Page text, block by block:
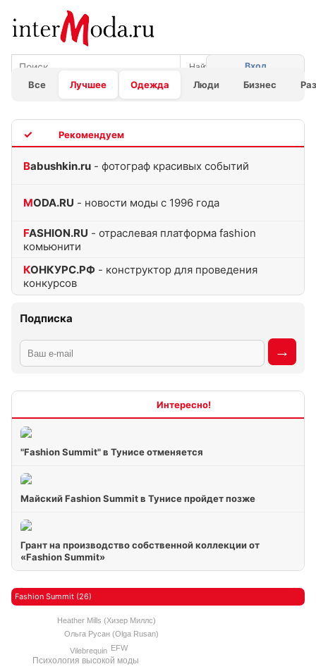
Все Лучшее Одежда Люди Бизнес
Вход
Babushkin.ru - фотограф красивых событий
MODA.RU - новости моды с 1996 года
FASHION.RU - отраслевая платформа fashion
комьюнити
КОНКУРС.РФ - конструктор для проведения
конкурсов
Подписка
"Fashion Summit" в Тунисе отменяется
Майский Fashion Summit в Тунисе пройдет позже
Грант на производство собственной коллекции от
«Fashion Summit»
Fashion Summit (26)
Психология высокой моды
Ольга Русан (Olga Rusan)
Vilebrequin EFW
Heather Mills (Хизер Миллс)